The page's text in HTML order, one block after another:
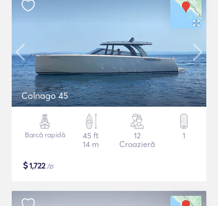
Colnago 45
Barcă rapidă
45 ft
14 m
12
Croazieră
1
$1,722/zi